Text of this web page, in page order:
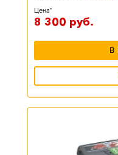
Цена*
8 300 руб.
В